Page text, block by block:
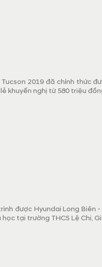
2019 đã chính
khuyến nghị từ 580 triệu
được Hyundai Long Biên
tại trường THCS Lệ Chi,